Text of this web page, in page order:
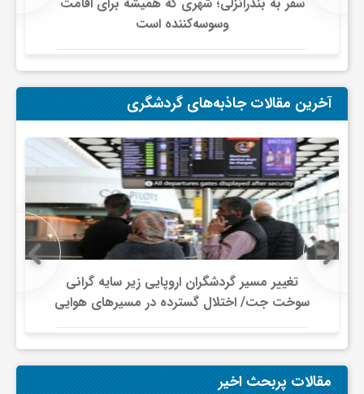
وسوسه‌کننده است
آخرین مقالات جاذبه‌های گردشگری
تغییر مسیر گردشگران اروپایی زیر سایه گرانی
سوخت جت/ اختلال گسترده در مسیرهای هوایی
مقالات پربحث اخیر